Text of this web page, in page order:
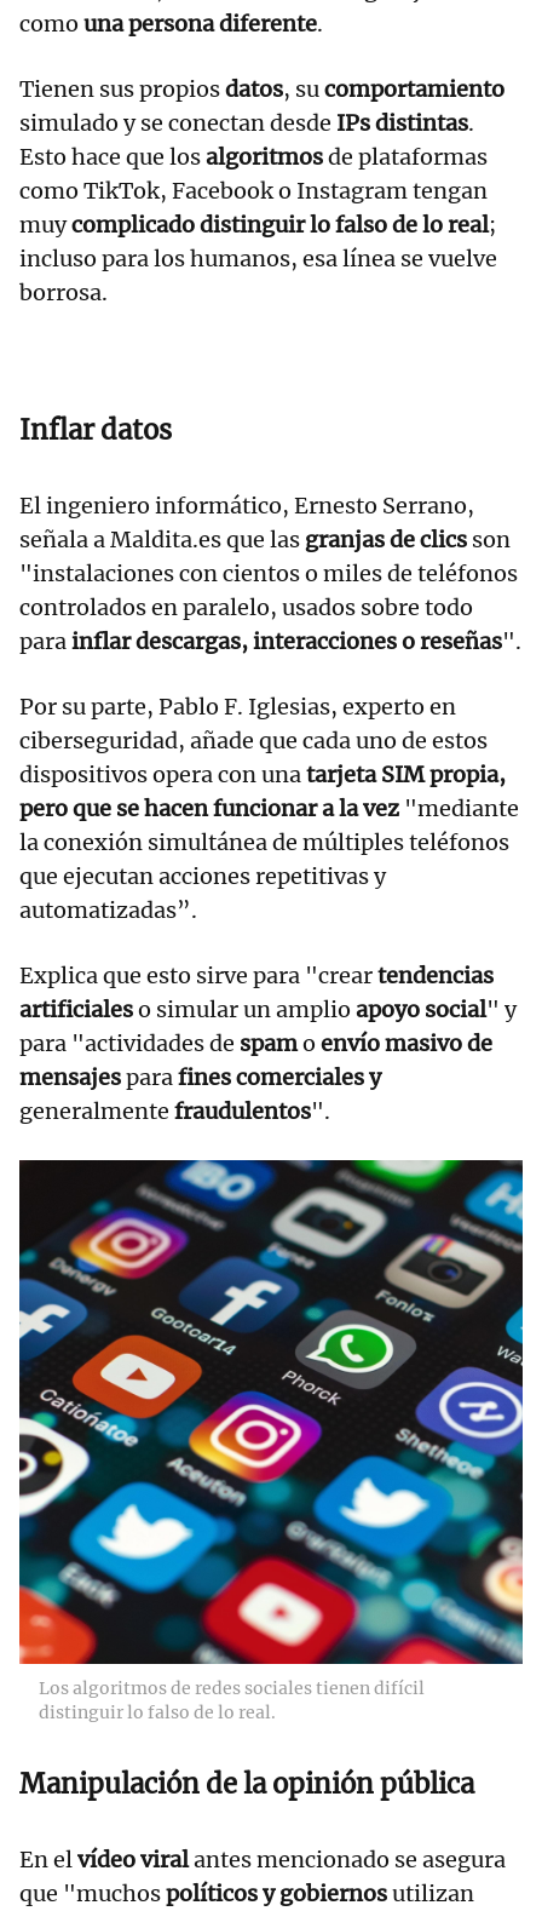
como una persona diferente.
Tienen sus propiosdatos, sucomportamiento
simulado y se conectan desde IPs distintas.
Esto hace que losalgoritmosde plataformas
como TikTok, Facebook o Instagram tengan
muycomplicado distinguir lo falso de lo real;
incluso para los humanos, esa línea se vuelve
borrosa.
Inflar datos
El ingeniero informático, Ernesto Serrano,
señala a Maldita.es que las granjas de clics son
"instalaciones con cientos o miles de teléfonos
controlados en paralelo, usados sobre todo
parainflar descargas, interacciones o reseñas".
Por su parte, Pablo F. Iglesias, experto en
ciberseguridad, añade que cada uno de estos
dispositivos opera con unatarjeta SIM propia,
pero que se hacen funcionar a la vez "mediante
la conexión simultánea de múltiples teléfonos
que ejecutan acciones repetitivas y
automatizadas”.
Explica que esto sirve para "creartendencias
artificialeso simular un amplio apoyo social" y
para "actividades de spamo envío masivo de
mensajesparafines comerciales y
generalmente fraudulentos".
Los algoritmos de redes sociales tienen difícil
distinguir lo falso de lo real.
Manipulación de la opinión pública
En elvídeo viralantes mencionado se asegura
que "muchospolíticos y gobiernosutilizan